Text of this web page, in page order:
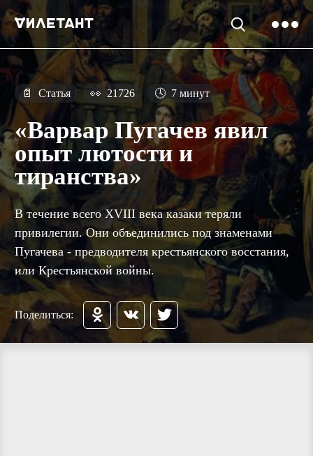
📄 Статья 👀 21726 🕓 7 минут
«Варвар Пугачев явил
опыт лютости и
тиранства»
В течение всего XVIII века казаки теряли
привилегии. Они объединились под знаменами
Пугачева - предводителя крестьянского восстания,
или Крестьянской войны.
Поделиться: